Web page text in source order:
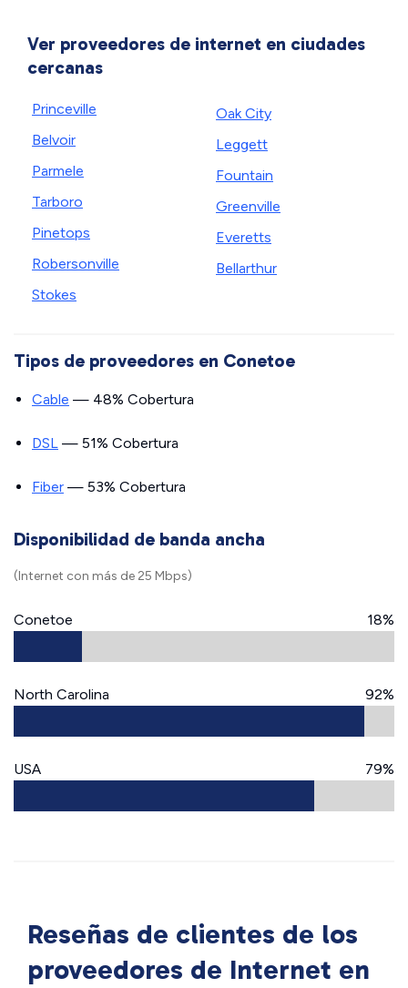
Ver proveedores de internet en ciudades
cercanas
Princeville
Belvoir
Parmele
Tarboro
Pinetops
Robersonville
Stokes
Oak City
Leggett
Fountain
Greenville
Everetts
Bellarthur
Tipos de proveedores en Conetoe
Cable — 48% Cobertura
DSL — 51% Cobertura
Fiber — 53% Cobertura
Disponibilidad de banda ancha
(Internet con más de 25 Mbps)
Conetoe 18%
North Carolina 92%
USA 79%
Reseñas de clientes de los
proveedores de Internet en